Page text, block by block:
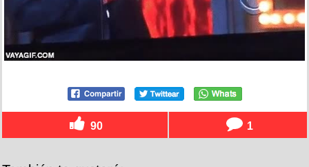
90 1